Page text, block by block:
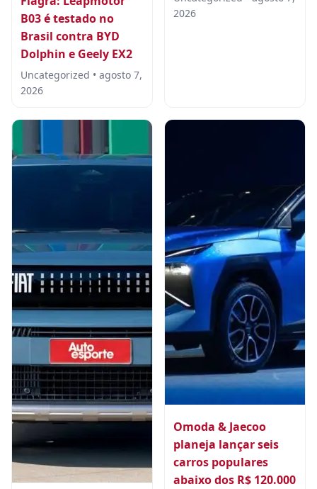
B03 é testado no
Brasil contra BYD
Dolphin e Geely EX2
Uncategorized • agosto 7,
2026
2026
Omoda & Jaecoo
planeja lançar seis
carros populares
abaixo dos R$ 120.000